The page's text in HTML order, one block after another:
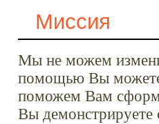
Миссия
Мы не можем
помощью Вы можете
поможем Вам
Вы демонстрируете